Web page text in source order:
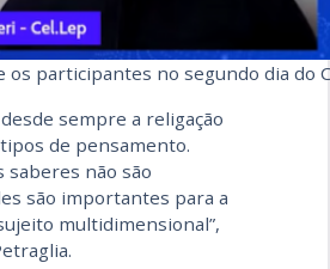
os participantes no segundo dia do
sempre a religação
de pensamento.
saberes não são
são importantes para a
multidimensional”,